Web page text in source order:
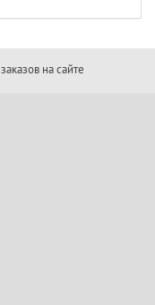
на сайте